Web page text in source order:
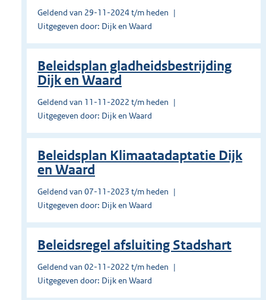
Geldend van 29-11-2024 t/m heden
Uitgegeven door: Dijk en Waard
Beleidsplan gladheidsbestrijding
Dijk en Waard
Geldend van 11-11-2022 t/m heden
Uitgegeven door: Dijk en Waard
Beleidsplan Klimaatadaptatie Dijk
en Waard
Geldend van 07-11-2023 t/m heden
Uitgegeven door: Dijk en Waard
Beleidsregel afsluiting Stadshart
Geldend van 02-11-2022 t/m heden
Uitgegeven door: Dijk en Waard